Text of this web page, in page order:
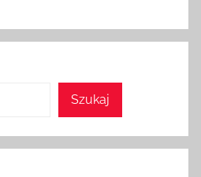
Szukaj